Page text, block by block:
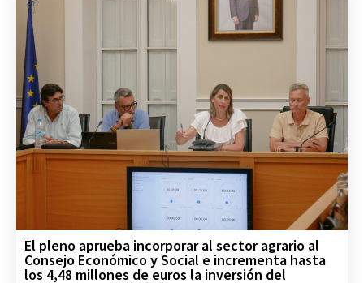
El pleno aprueba incorporar al sector agrario al
Consejo Económico y Social e incrementa hasta
los 4,48 millones de euros la inversión del